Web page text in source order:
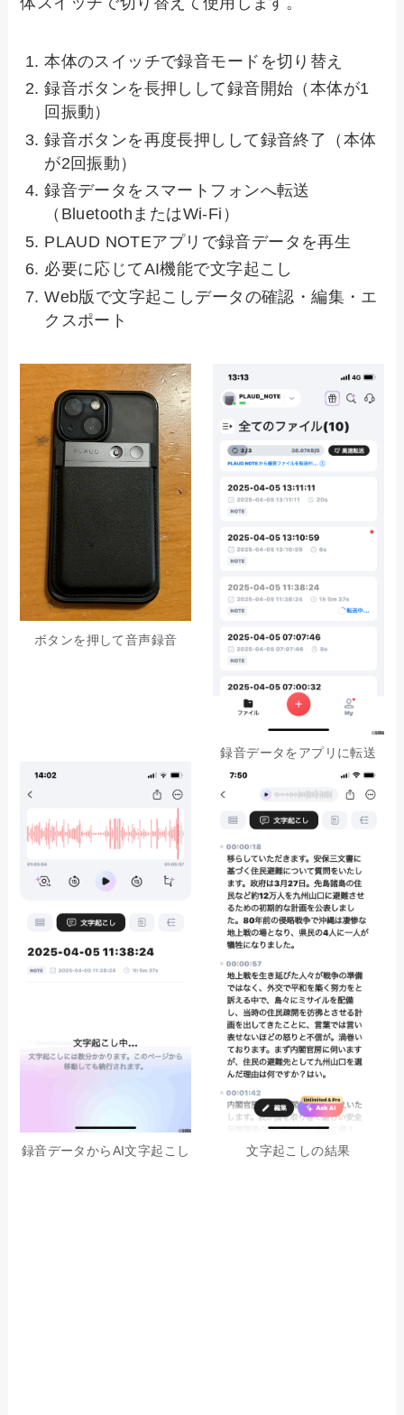
本体のスイッチで録音モードを切り替え
録音ボタンを長押しして録音開始（本体が1
回振動）
録音ボタンを再度長押しして録音終了（本体
が2回振動）
録音データをスマートフォンへ転送
（BluetoothまたはWi-Fi）
PLAUD NOTEアプリで録音データを再生
必要に応じてAI機能で文字起こし
Web版で文字起こしデータの確認・編集・エ
クスポート
ボタンを押して音声録音
録音データをアプリに転送
録音データからAI文字起こし 文字起こしの結果